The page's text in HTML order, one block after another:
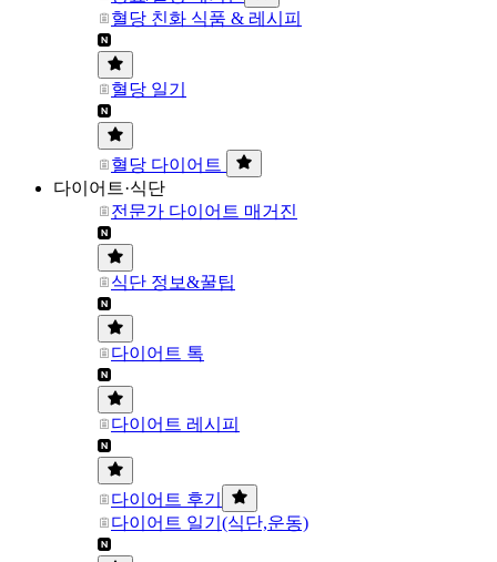
혈당 친화 식품 & 레시피
혈당 일기
혈당 다이어트
다이어트·식단
전문가 다이어트 매거진
식단 정보&꿀팁
다이어트 톡
다이어트 레시피
다이어트 후기
다이어트 일기(식단,운동)